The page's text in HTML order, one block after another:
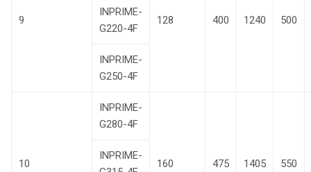
9 128 400 1240 500
INPRIME-
G220-4F
INPRIME-
G250-4F
10
INPRIME-
G280-4F
160 475 1405 550
INPRIME-